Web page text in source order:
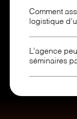
Comment
logistique
L’agence
séminaires